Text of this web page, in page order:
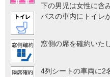
下の男児は女性に含
バスの車内にトイレ
窓側の席を確約いた
4列シートの車両に2